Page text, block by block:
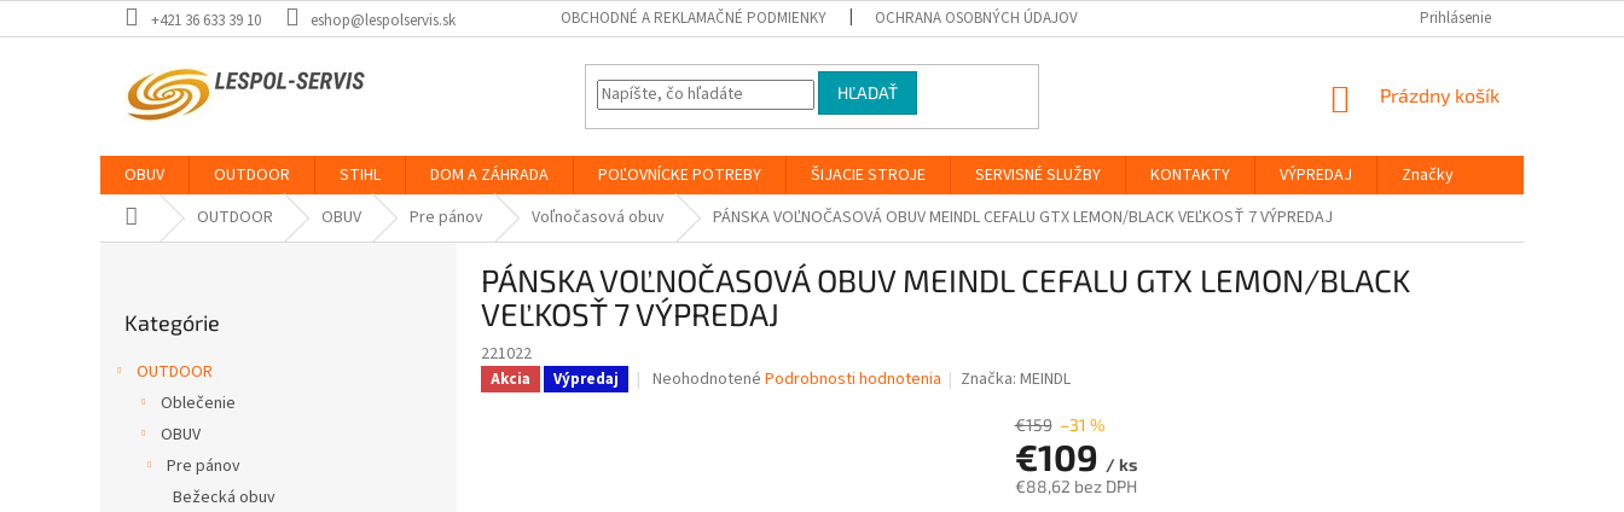
na
+421 36 633 39 10 eshop@lespolservis.sk OBCHODNÉ A REKLAMAČNÉ PODMIENKY OCHRANA OSOBNÝCH ÚDAJOV Prihlásenie
HĽADAŤ
NÁKUPNÝ
Prázdny košík
OBUV OUTDOOR STIHL DOM A ZÁHRADA POĽOVNÍCKE POTREBY ŠIJACIE STROJE SERVISNÉ SLUŽBY KONTAKTY VÝPREDAJ
Značky
Domov OUTDOOR OBUV Pre pánov Voľnočasová obuv PÁNSKA VOĽNOČASOVÁ OBUV MEINDL CEFALU GTX LEMON/BLACK VEĽKOSŤ 7 VÝPREDAJ
kategórie
Kategórie
OUTDOOR
Oblečenie
OBUV
Pre pánov
Bežecká obuv
PÁNSKA VOĽNOČASOVÁ OBUV MEINDL CEFALU GTX LEMON/BLACK
VEĽKOSŤ 7 VÝPREDAJ
221022
Akcia Výpredaj
Priemerné
Neohodnotené Podrobnosti hodnotenia Značka:MEINDL
€159 –31 %
€109 / ks
€88,62 bez DPH